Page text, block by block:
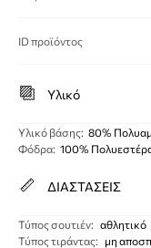
ID προϊόντος
Υλικό
Υλικό βάσης: 80%
Φόδρα: 100%
ΔΙΑΣΤΑΣΕΙΣ
Τύπος σουτιέν: αθλητικό
Τύπος τιράντας:
μη